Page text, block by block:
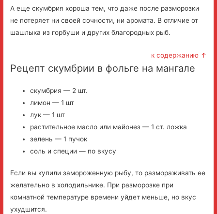
А еще скумбрия хороша тем, что даже после разморозки
не потеряет ни своей сочности, ни аромата. В отличие от
шашлыка из горбуши и других благородных рыб.
к содержанию ↑
Рецепт скумбрии в фольге на мангале
скумбрия — 2 шт.
лимон — 1 шт
лук — 1 шт
растительное масло или майонез — 1 ст. ложка
зелень — 1 пучок
соль и специи — по вкусу
Если вы купили замороженную рыбу, то размораживать ее
желательно в холодильнике. При разморозке при
комнатной температуре времени уйдет меньше, но вкус
ухудшится.